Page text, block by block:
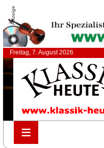
Anzeige
Freitag, 7. August 2026
≡
≡